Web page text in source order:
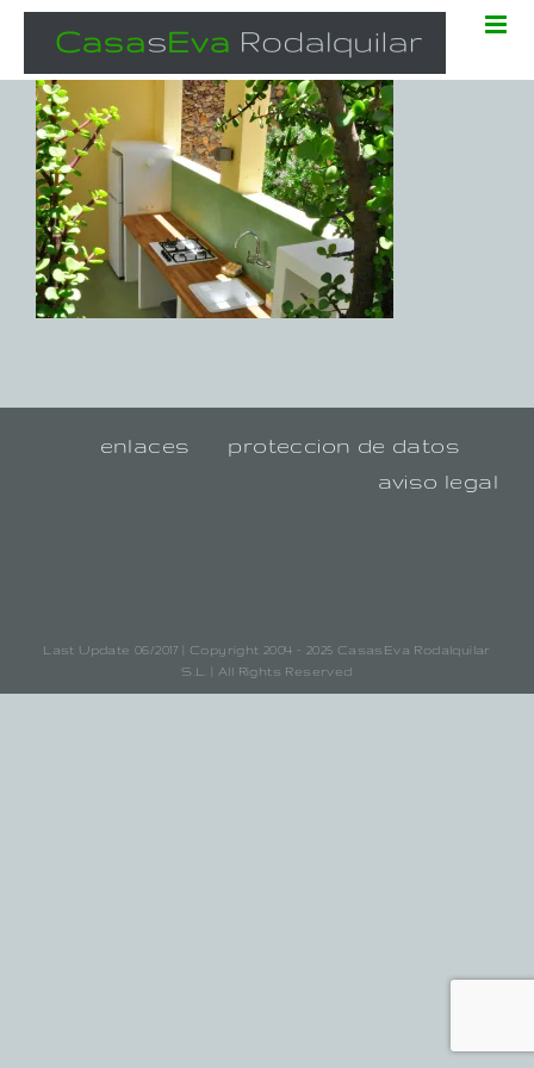
Zum
springen
enlaces
proteccion de datos
aviso legal
Last Update 06/2017 | Copyright 2004 - 2025 CasasEva Rodalquilar
S.L. | All Rights Reserved